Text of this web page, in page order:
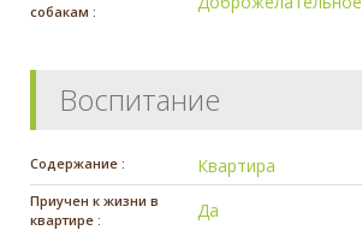
собакам :
Воспитание
Содержание : Квартира
Приучен к жизни в
квартире :
Да